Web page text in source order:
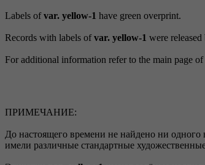
Labels ofvar. yellow-1 have green overprint.
Records with labels ofvar. yellow-1 were
For additional information refer to the main page of
ПРИМЕЧАНИЕ:
До настоящего времени не найдено ни
имели различные стандартные